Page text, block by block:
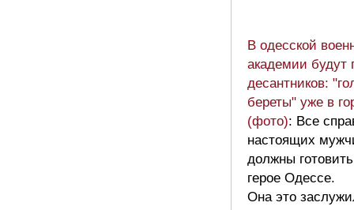
В одесской
академии будут
десантников:
береты" уже в
(фото): Все
настоящих
должны
герое Одессе.
Она это